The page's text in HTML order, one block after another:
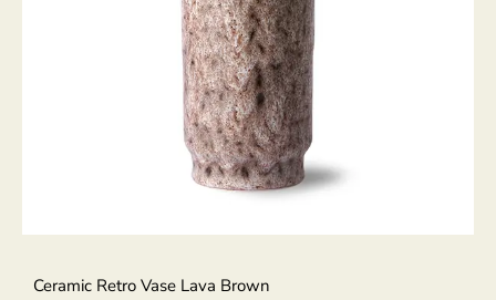
Ceramic Retro Vase Lava Brown